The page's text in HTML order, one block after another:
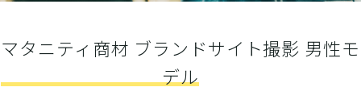
マタニティ商材 ブランドサイト撮影 男性モ
デル